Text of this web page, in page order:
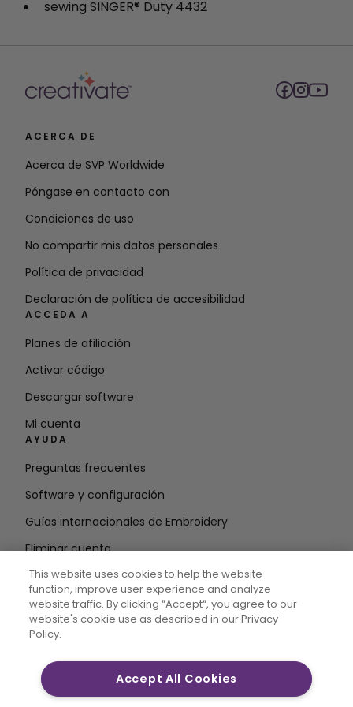
sewing SINGER® Duty 4432
ACERCA DE
Acerca de SVP Worldwide
Póngase en contacto con
Condiciones de uso
No compartir mis datos personales
Política de privacidad
Declaración de política de accesibilidad
ACCEDA A
Planes de afiliación
Activar código
Descargar software
Mi cuenta
AYUDA
Preguntas frecuentes
Software y configuración
Guías internacionales de Embroidery
Eliminar cuenta
Introduzca la
dirección de correo electrónico
CREATIVATE MYSEWNET son marcas comerciales
This website uses cookies to help the website
function, improve user experience and analyze
website traffic. By clicking “Accept“, you agree to our
website's cookie use as described in our Privacy
Policy.
Accept All Cookies